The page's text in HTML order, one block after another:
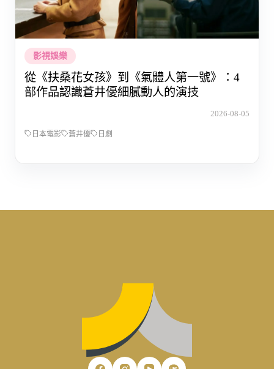
影視娛樂
從《扶桑花女孩》到《氣體人第一號》：4
部作品認識蒼井優細膩動人的演技
2026-08-05
日本電影 蒼井優 日劇